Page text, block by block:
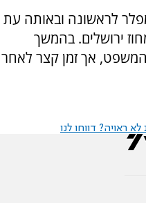
רומפלר לראשונה ובאותה עת
ירושלים. בהמשך
אך זמן קצר לאחר
ראויה? דווחו לנו